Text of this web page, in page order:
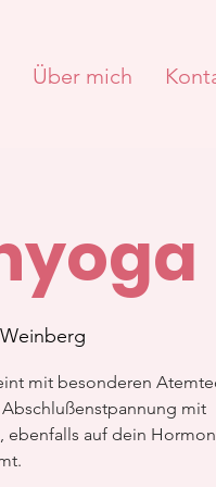
Über mich
Weinberg
mit besonderen
mit
ebenfalls auf dein